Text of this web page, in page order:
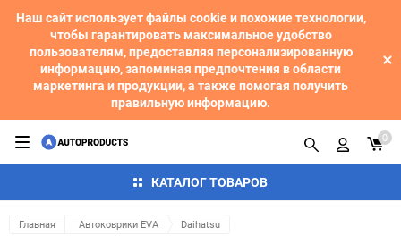
Наш сайт использует файлы cookie и похожие технологии,
чтобы гарантировать максимальное удобство
пользователям, предоставляя персонализированную
информацию, запоминая предпочтения в области
маркетинга и продукции, а также помогая получить
правильную информацию.
КАТАЛОГ ТОВАРОВ
0
Главная Автоковрики EVA Daihatsu